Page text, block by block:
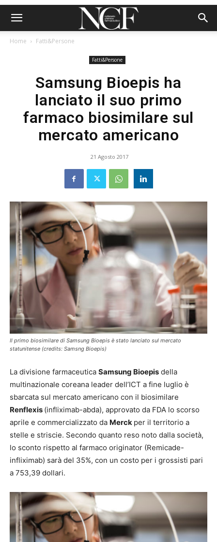
Home Fatti&Persone
Fatti&Persone
Samsung Bioepis ha
lanciato il suo primo
farmaco biosimilare sul
mercato americano
21 Agosto 2017
Il primo biosimilare di Samsung Bioepis è stato lanciato sul mercato
statunitense (credits: Samsng Bioepis)
La divisione farmaceutica Samsung Bioepis della
multinazionale coreana leader dell’ICT a fine luglio è
sbarcata sul mercato americano con il biosimilare
Renflexis (infliximab-abda), approvato da FDA lo scorso
aprile e commercializzato da Merck per il territorio a
stelle e striscie. Secondo quanto reso noto dalla società,
lo sconto rispetto al farmaco originator (Remicade-
infliximab) sarà del 35%, con un costo per i grossisti pari
a 753,39 dollari.